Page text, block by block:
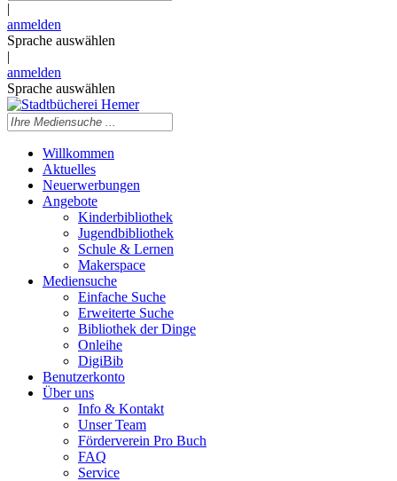
|
anmelden
Sprache auswählen
|
anmelden
Sprache auswählen
Willkommen
Aktuelles
Neuerwerbungen
Angebote
Kinderbibliothek
Jugendbibliothek
Schule & Lernen
Makerspace
Mediensuche
Einfache Suche
Erweiterte Suche
Bibliothek der Dinge
Onleihe
DigiBib
Benutzerkonto
Über uns
Info & Kontakt
Unser Team
Förderverein Pro Buch
FAQ
Service